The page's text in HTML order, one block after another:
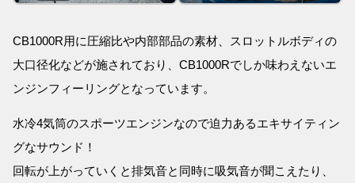
CB1000R用に圧縮比や内部部品の素材、スロットルボディの
大口径化などが施されており、CB1000Rでしか味わえないエ
ンジンフィーリングとなっています。
水冷4気筒のスポーツエンジンなので迫力あるエキサイティン
グなサウンド！
回転が上がっていくと排気音と同時に吸気音が聞こえたり、